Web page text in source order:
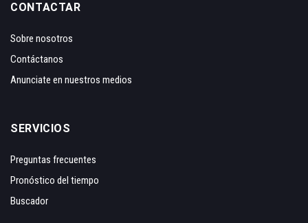
CONTACTAR
Sobre nosotros
Contáctanos
Anunciate en nuestros medios
SERVICIOS
Preguntas frecuentes
Pronóstico del tiempo
Buscador